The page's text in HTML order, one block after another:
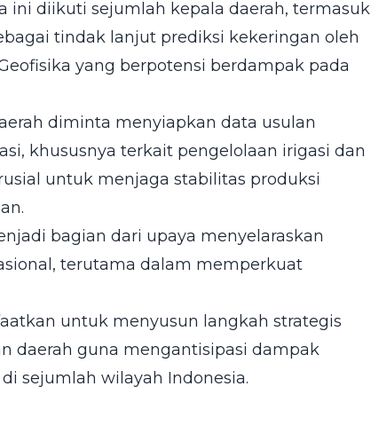
ini diikuti sejumlah kepala daerah, termasuk
tindak lanjut prediksi kekeringan oleh
yang berpotensi berdampak pada
diminta menyiapkan data usulan
khususnya terkait pengelolaan irigasi dan
untuk menjaga stabilitas produksi
bagian dari upaya menyelaraskan
terutama dalam memperkuat
untuk menyusun langkah strategis
daerah guna mengantisipasi dampak
sejumlah wilayah Indonesia.